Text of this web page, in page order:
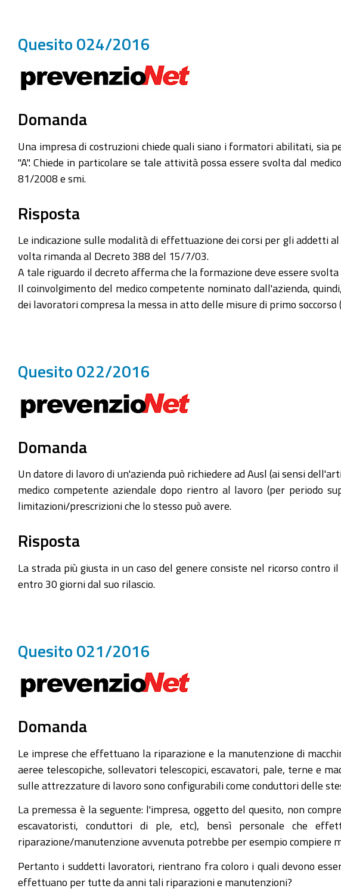
Quesito 024/2016
Domanda
Una impresa di costruzioni chiede quali siano i formatori abilitati, sia
"A". Chiede in particolare se tale attività possa essere svolta dal
81/2008 e smi.
Risposta
Le indicazione sulle modalità di effettuazione dei corsi per gli addetti
volta rimanda al Decreto 388 del 15/7/03.
A tale riguardo il decreto afferma che la formazione deve essere
Il coinvolgimento del medico competente nominato dall'azienda,
dei lavoratori compresa la messa in atto delle misure di primo
Quesito 022/2016
Domanda
Un datore di lavoro di un'azienda può richiedere ad Ausl (ai sensi
medico competente aziendale dopo rientro al lavoro (per periodo
limitazioni/prescrizioni che lo stesso può avere.
Risposta
La strada più giusta in un caso del genere consiste nel ricorso
entro 30 giorni dal suo rilascio.
Quesito 021/2016
Domanda
Le imprese che effettuano la riparazione e la manutenzione di
aeree telescopiche, sollevatori telescopici, escavatori, pale, terne e
sulle attrezzature di lavoro sono configurabili come conduttori delle
La premessa è la seguente: l'impresa, oggetto del quesito, non
escavatoristi, conduttori di ple, etc), bensì personale che
riparazione/manutenzione avvenuta potrebbe per esempio compiere
Pertanto i suddetti lavoratori, rientrano fra coloro i quali devono
effettuano per tutte da anni tali riparazioni e manutenzioni?